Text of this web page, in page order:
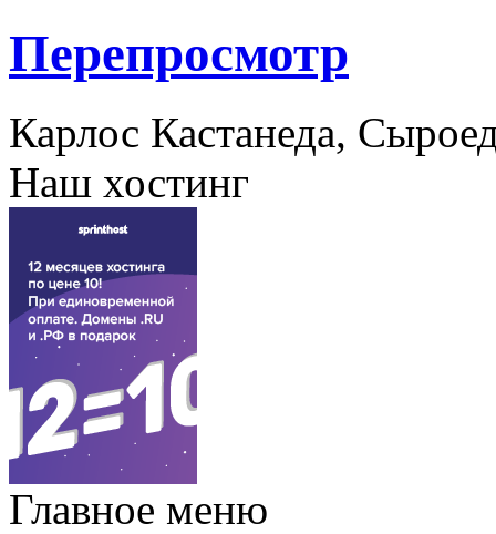
Перепросмотр
Карлос Кастанеда,
Наш хостинг
Главное меню